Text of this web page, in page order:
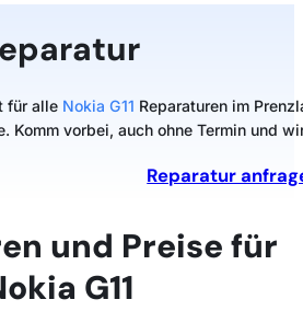
für alle Nokia G11 Reparaturen im
Komm vorbei, auch ohne Termin und
Reparatur
und Preise für
G11